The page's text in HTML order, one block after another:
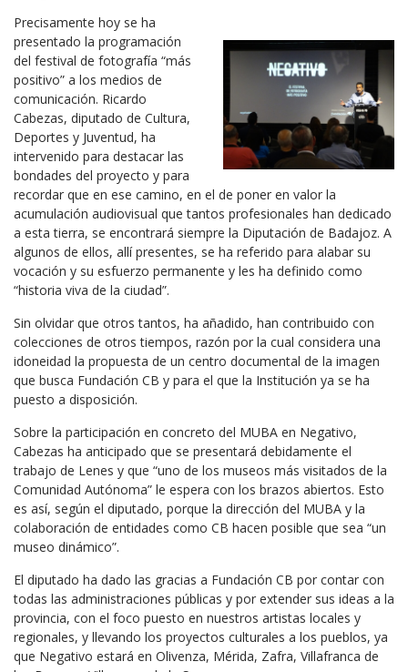
Precisamente hoy se ha
presentado la programación
del festival de fotografía “más
positivo” a los medios de
comunicación. Ricardo
Cabezas, diputado de Cultura,
Deportes y Juventud, ha
intervenido para destacar las
bondades del proyecto y para
recordar que en ese camino, en el de poner en valor la
acumulación audiovisual que tantos profesionales han dedicado
a esta tierra, se encontrará siempre la Diputación de Badajoz. A
algunos de ellos, allí presentes, se ha referido para alabar su
vocación y su esfuerzo permanente y les ha definido como
“historia viva de la ciudad”.
Sin olvidar que otros tantos, ha añadido, han contribuido con
colecciones de otros tiempos, razón por la cual considera una
idoneidad la propuesta de un centro documental de la imagen
que busca Fundación CB y para el que la Institución ya se ha
puesto a disposición.
Sobre la participación en concreto del MUBA en Negativo,
Cabezas ha anticipado que se presentará debidamente el
trabajo de Lenes y que “uno de los museos más visitados de la
Comunidad Autónoma” le espera con los brazos abiertos. Esto
es así, según el diputado, porque la dirección del MUBA y la
colaboración de entidades como CB hacen posible que sea “un
museo dinámico”.
El diputado ha dado las gracias a Fundación CB por contar con
todas las administraciones públicas y por extender sus ideas a la
provincia, con el foco puesto en nuestros artistas locales y
regionales, y llevando los proyectos culturales a los pueblos, ya
que Negativo estará en Olivenza, Mérida, Zafra, Villafranca de